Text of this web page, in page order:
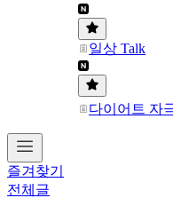
일상 Talk
다이어트 자
즐겨찾기
전체글